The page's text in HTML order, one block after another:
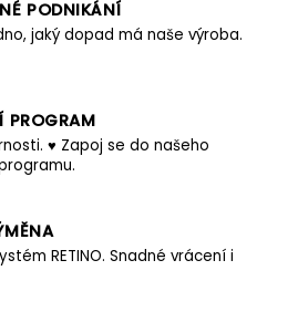
PODNIKÁNÍ
jaký dopad má naše výroba.
PROGRAM
♥ Zapoj se do našeho
RETINO. Snadné vrácení i